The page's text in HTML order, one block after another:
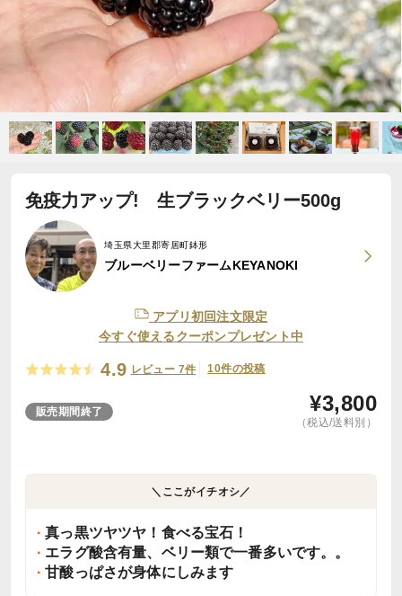
免疫力アップ! 生ブラックベリー500g
埼玉県大里郡寄居町鉢形
ブルーベリーファームKEYANOKI
アプリ初回注文限定
今すぐ使えるクーポンプレゼント中
4.9 レビュー 7件 10件の投稿
販売期間終了 ¥3,800
（税込/送料別）
＼ここがイチオシ／
真っ黒ツヤツヤ！食べる宝石！
エラグ酸含有量、ベリー類で一番多いです。。
甘酸っぱさが身体にしみます